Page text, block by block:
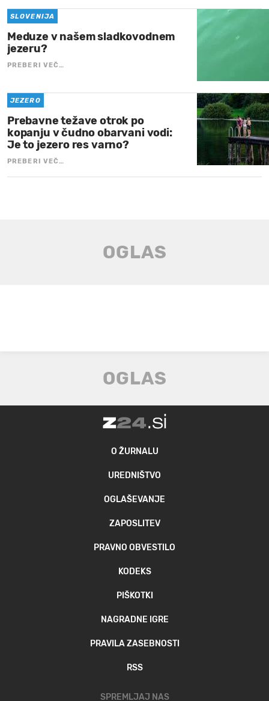
SLOVENIJA
Meduze v našem sladkovodnem
jezeru?
PREBERI VEČ…
JEZERO
Prebavne težave otrok po
kopanju v čudno obarvani vodi:
Je to jezero res varno?
PREBERI VEČ…
O ŽURNALU
UREDNIŠTVO
OGLAŠEVANJE
ZAPOSLITEV
PRAVNO OBVESTILO
KODEKS
PIŠKOTKI
NAGRADNE IGRE
PRAVILA ZASEBNOSTI
RSS
SPREMLJAJ NAS